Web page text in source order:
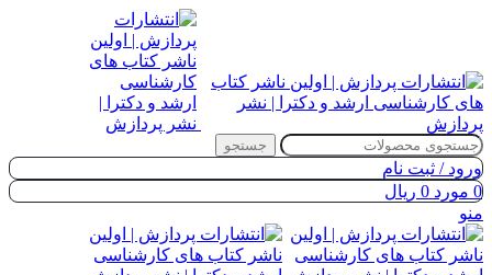
جستجو
ورود / ثبت نام
0 مورد 0 ریال
منو